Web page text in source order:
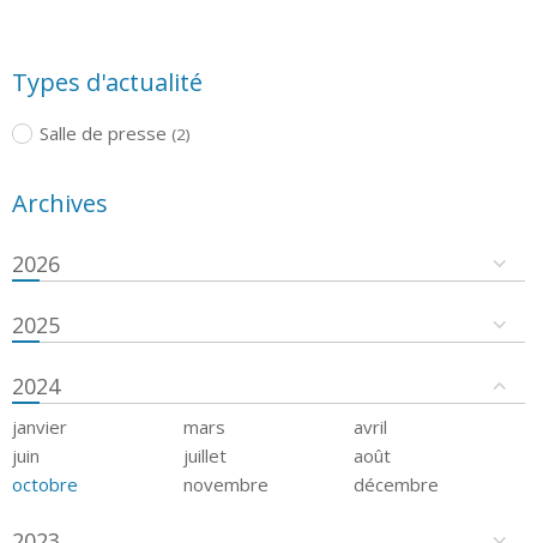
Types d'actualité
Salle de presse (2)
Archives
2026
2025
2024
janvier mars
avril
juin
juillet
août
octobre
novembre décembre